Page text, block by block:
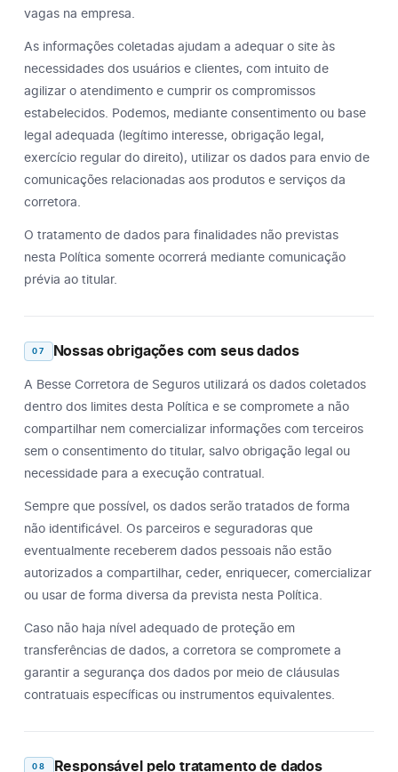
vagas na empresa.
As informações coletadas ajudam a adequar o site às
necessidades dos usuários e clientes, com intuito de
agilizar o atendimento e cumprir os compromissos
estabelecidos. Podemos, mediante consentimento ou base
legal adequada (legítimo interesse, obrigação legal,
exercício regular do direito), utilizar os dados para envio de
comunicações relacionadas aos produtos e serviços da
corretora.
O tratamento de dados para finalidades não previstas
nesta Política somente ocorrerá mediante comunicação
prévia ao titular.
07 Nossas obrigações com seus dados
A Besse Corretora de Seguros utilizará os dados coletados
dentro dos limites desta Política e se compromete a não
compartilhar nem comercializar informações com terceiros
sem o consentimento do titular, salvo obrigação legal ou
necessidade para a execução contratual.
Sempre que possível, os dados serão tratados de forma
não identificável. Os parceiros e seguradoras que
eventualmente receberem dados pessoais não estão
autorizados a compartilhar, ceder, enriquecer, comercializar
ou usar de forma diversa da prevista nesta Política.
Caso não haja nível adequado de proteção em
transferências de dados, a corretora se compromete a
garantir a segurança dos dados por meio de cláusulas
contratuais específicas ou instrumentos equivalentes.
08 Responsável pelo tratamento de dados